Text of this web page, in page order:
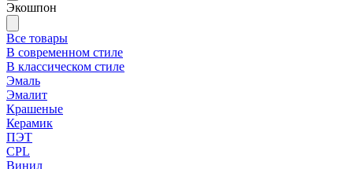
Экошпон
Все товары
В современном стиле
В классическом стиле
Эмаль
Эмалит
Крашеные
Керамик
ПЭТ
CPL
Винил